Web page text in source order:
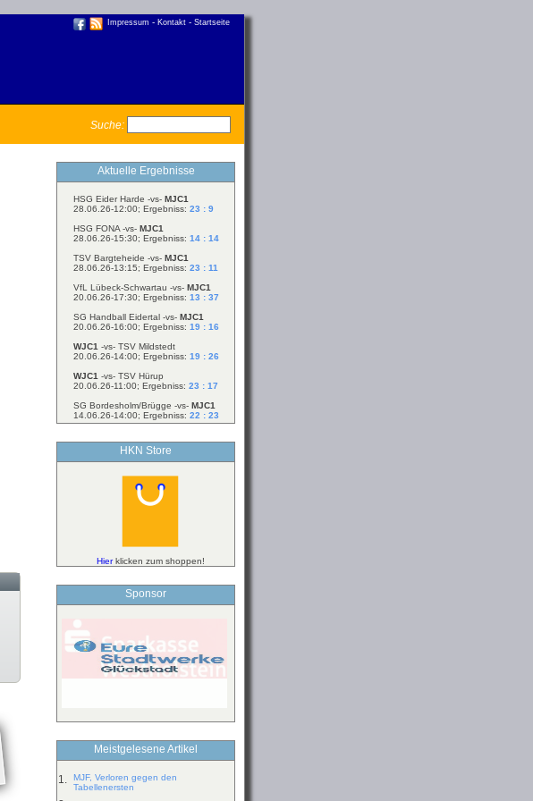
Impressum - Kontakt - Startseite
Suche:
Aktuelle Ergebnisse
HSG Eider Harde -vs- MJC1
28.06.26-12:00; Ergebniss: 23 : 9
HSG FONA -vs- MJC1
28.06.26-15:30; Ergebniss: 14 : 14
TSV Bargteheide -vs- MJC1
28.06.26-13:15; Ergebniss: 23 : 11
VfL Lübeck-Schwartau -vs- MJC1
20.06.26-17:30; Ergebniss: 13 : 37
SG Handball Eidertal -vs- MJC1
20.06.26-16:00; Ergebniss: 19 : 16
WJC1 -vs- TSV Mildstedt
20.06.26-14:00; Ergebniss: 19 : 26
WJC1 -vs- TSV Hürup
20.06.26-11:00; Ergebniss: 23 : 17
SG Bordesholm/Brügge -vs- MJC1
14.06.26-14:00; Ergebniss: 22 : 23
HKN Store
Hierklicken zum shoppen!
Sponsor
Meistgelesene Artikel
1.
MJF, Verloren gegen den
Tabellenersten